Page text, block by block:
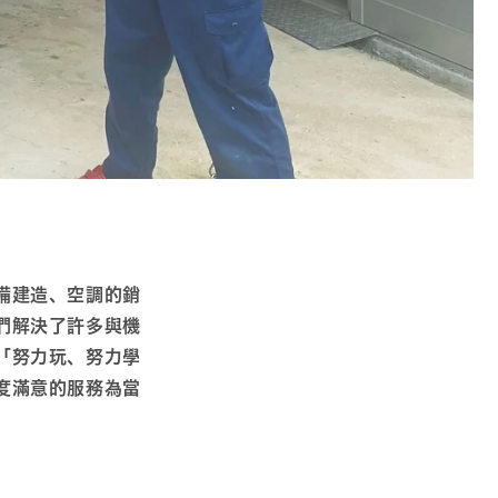
建造、空調的銷
解決了許多與機
努力玩、努力學
滿意的服務為當